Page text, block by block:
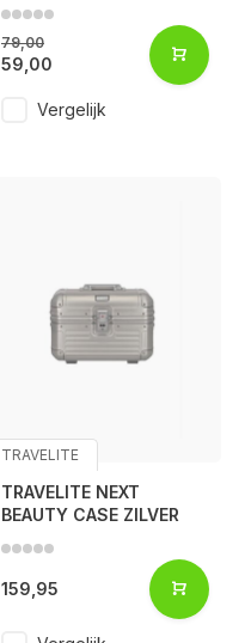
79,00
59,00
Vergelijk
TRAVELITE
TRAVELITE NEXT
BEAUTY CASE ZILVER
159,95